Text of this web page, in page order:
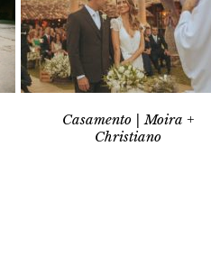
Casamento | Moira +
Christiano